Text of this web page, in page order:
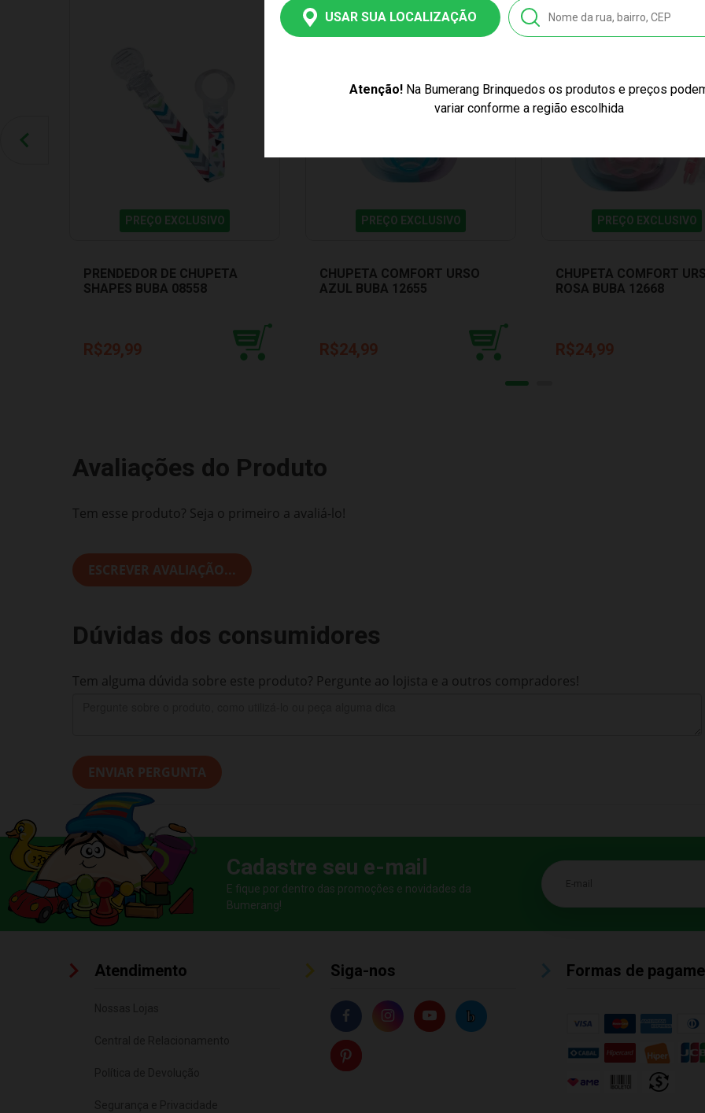
USAR SUA LOCALIZAÇÃO
Atenção!Na Bumerang Brinquedos os produtos e preços
variar conforme a região escolhida
PREÇO EXCLUSIVO
PRENDEDOR DE CHUPETA
SHAPES BUBA 08558
R$29,99
PREÇO EXCLUSIVO
CHUPETA COMFORT URSO
AZUL BUBA 12655
R$24,99
PREÇO EXCLUSIVO
CHUPETA COMFORT
ROSA BUBA 12668
R$24,99
Avaliações do Produto
Tem esse produto? Seja o primeiro a avaliá-lo!
ESCREVER AVALIAÇÃO...
Dúvidas dos consumidores
Tem alguma dúvida sobre este produto? Pergunte ao lojista e a outros compradores!
ENVIAR PERGUNTA
Cadastre seu e-mail
E fique por dentro das promoções e novidades da
Bumerang!
E-mail
Atendimento Siga-nos Formas de